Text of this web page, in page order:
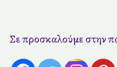
Σε προσκαλούμε στην